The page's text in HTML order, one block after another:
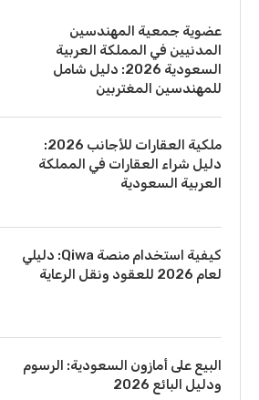
عضوية جمعية المهندسين
المدنيين في المملكة العربية
السعودية 2026: دليل شامل
للمهندسين المغتربين
ملكية العقارات للأجانب 2026:
دليل شراء العقارات في المملكة
العربية السعودية
كيفية استخدام منصة Qiwa: دليلي
لعام 2026 للعقود ونقل الرعاية
البيع على أمازون السعودية: الرسوم
ودليل البائع 2026